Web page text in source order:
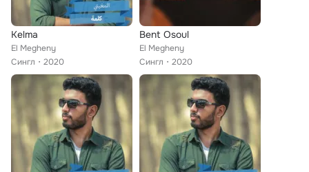
Kelma
El Megheny
Сингл
2020
Bent Osoul
El Megheny
Сингл
2020